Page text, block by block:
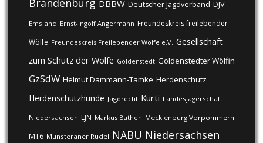
Brandenburg DBBW Deutscher Jagdverband DJV
Emsland Ernst-Ingolf Angermann Freundeskreis freilebender
Wölfe Freundeskreis Freilebender Wölfe e.V. Gesellschaft
zum Schutz der Wölfe Goldenstedt Goldenstedter Wölfin
GzSdW Helmut Dammann-Tamke Herdenschutz
Herdenschutzhunde Jagdrecht Kurti Landesjägerschaft
Niedersachsen LJN Markus Bathen Mecklenburg Vorpommern
MT6 Munsteraner Rudel NABU Niedersachsen